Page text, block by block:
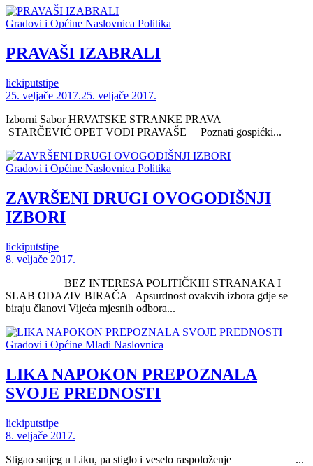
Gradovi i Općine Naslovnica Politika
PRAVAŠI IZABRALI
lickiputstipe
25. veljače 2017.25. veljače 2017.
Izborni Sabor HRVATSKE STRANKE PRAVA
STARČEVIĆ OPET VODI PRAVAŠE Poznati gospićki...
Gradovi i Općine Naslovnica Politika
ZAVRŠENI DRUGI OVOGODIŠNJI
IZBORI
lickiputstipe
8. veljače 2017.
BEZ INTERESA POLITIČKIH STRANAKA I
SLAB ODAZIV BIRAČA Apsurdnost ovakvih izbora gdje se
biraju članovi Vijeća mjesnih odbora...
Gradovi i Općine Mladi Naslovnica
LIKA NAPOKON PREPOZNALA
SVOJE PREDNOSTI
lickiputstipe
8. veljače 2017.
Stigao snijeg u Liku, pa stiglo i veselo raspoloženje ...